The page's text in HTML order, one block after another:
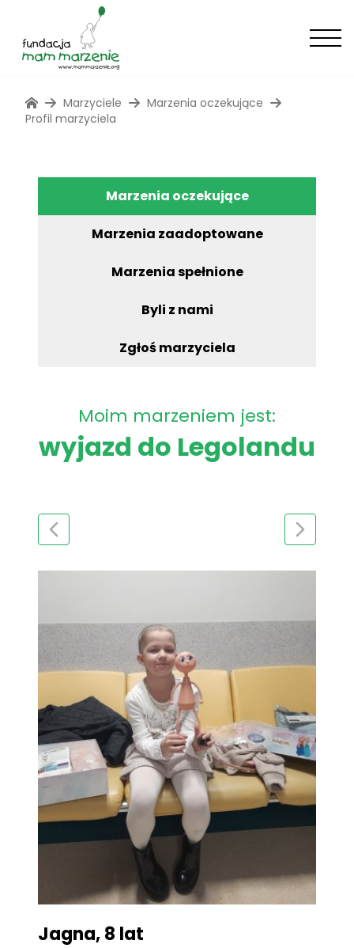
Marzyciele
Marzenia oczekujące
Profil marzyciela
Marzenia oczekujące
Marzenia zaadoptowane
Marzenia spełnione
Byli z nami
Zgłoś marzyciela
Moim marzeniem jest:
wyjazd do Legolandu
Jagna, 8 lat